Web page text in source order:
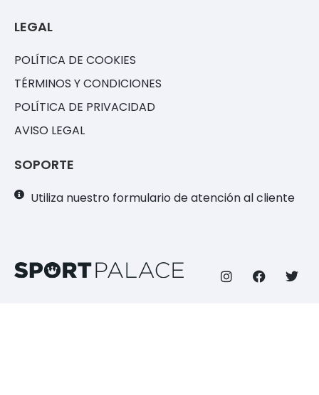
LEGAL
POLÍTICA DE COOKIES
TÉRMINOS Y CONDICIONES
POLÍTICA DE PRIVACIDAD
AVISO LEGAL
SOPORTE
Utiliza nuestro formulario de atención al cliente